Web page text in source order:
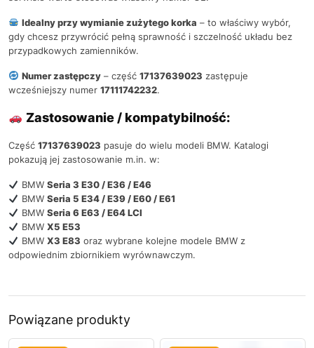
Idealny przy wymianie zużytego korka – to właściwy wybór,
gdy chcesz przywrócić pełną sprawność i szczelność układu bez
przypadkowych zamienników.
Numer zastępczy– część 17137639023 zastępuje
wcześniejszy numer 17111742232.
Zastosowanie / kompatybilność:
Część 17137639023 pasuje do wielu modeli BMW. Katalogi
pokazują jej zastosowanie m.in. w:
BMW Seria 3 E30 / E36 / E46
BMW Seria 5 E34 / E39 / E60 / E61
BMW Seria 6 E63 / E64 LCI
BMW X5 E53
BMW X3 E83 oraz wybrane kolejne modele BMW z
odpowiednim zbiornikiem wyrównawczym.
Powiązane produkty